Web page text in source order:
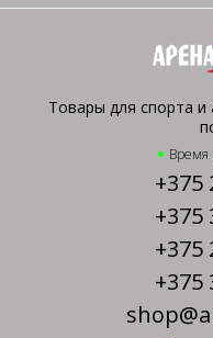
Товары для спорта и
Время
+375
+375
+375
+375